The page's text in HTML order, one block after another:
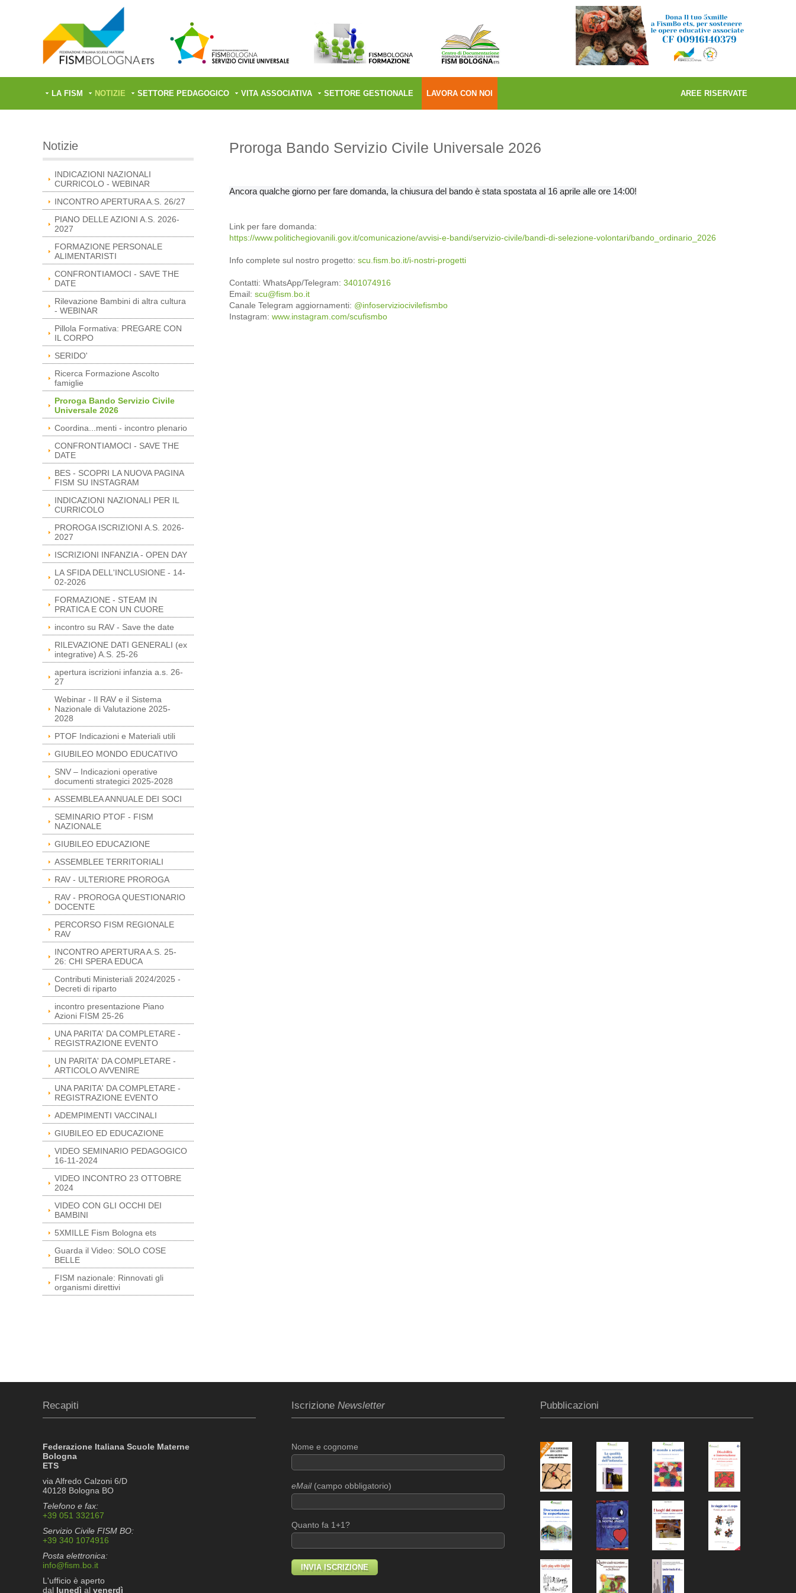
LA FISM NOTIZIE SETTORE PEDAGOGICO VITA ASSOCIATIVA SETTORE GESTIONALE LAVORA CON NOI AREE RISERVATE
Notizie
INDICAZIONI NAZIONALI
CURRICOLO - WEBINAR
INCONTRO APERTURA A.S. 26/27
PIANO DELLE AZIONI A.S. 2026-
2027
FORMAZIONE PERSONALE
ALIMENTARISTI
CONFRONTIAMOCI - SAVE THE
DATE
Rilevazione Bambini di altra cultura
- WEBINAR
Pillola Formativa: PREGARE CON
IL CORPO
SERIDO'
Ricerca Formazione Ascolto
famiglie
Proroga Bando Servizio Civile
Universale 2026
Coordina...menti - incontro plenario
CONFRONTIAMOCI - SAVE THE
DATE
BES - SCOPRI LA NUOVA PAGINA
FISM SU INSTAGRAM
INDICAZIONI NAZIONALI PER IL
CURRICOLO
PROROGA ISCRIZIONI A.S. 2026-
2027
ISCRIZIONI INFANZIA - OPEN DAY
LA SFIDA DELL'INCLUSIONE - 14-
02-2026
FORMAZIONE - STEAM IN
PRATICA E CON UN CUORE
incontro su RAV - Save the date
RILEVAZIONE DATI GENERALI (ex
integrative) A.S. 25-26
apertura iscrizioni infanzia a.s. 26-
27
Webinar - Il RAV e il Sistema
Nazionale di Valutazione 2025-
2028
PTOF Indicazioni e Materiali utili
GIUBILEO MONDO EDUCATIVO
SNV – Indicazioni operative
documenti strategici 2025-2028
ASSEMBLEA ANNUALE DEI SOCI
SEMINARIO PTOF - FISM
NAZIONALE
GIUBILEO EDUCAZIONE
ASSEMBLEE TERRITORIALI
RAV - ULTERIORE PROROGA
RAV - PROROGA QUESTIONARIO
DOCENTE
PERCORSO FISM REGIONALE
RAV
INCONTRO APERTURA A.S. 25-
26: CHI SPERA EDUCA
Contributi Ministeriali 2024/2025 -
Decreti di riparto
incontro presentazione Piano
Azioni FISM 25-26
UNA PARITA' DA COMPLETARE -
REGISTRAZIONE EVENTO
UN PARITA' DA COMPLETARE -
ARTICOLO AVVENIRE
UNA PARITA' DA COMPLETARE -
REGISTRAZIONE EVENTO
ADEMPIMENTI VACCINALI
GIUBILEO ED EDUCAZIONE
VIDEO SEMINARIO PEDAGOGICO
16-11-2024
VIDEO INCONTRO 23 OTTOBRE
2024
VIDEO CON GLI OCCHI DEI
BAMBINI
5XMILLE Fism Bologna ets
Guarda il Video: SOLO COSE
BELLE
FISM nazionale: Rinnovati gli
organismi direttivi
Proroga Bando Servizio Civile Universale 2026
Ancora qualche giorno per fare domanda, la chiusura del bando è stata spostata al 16 aprile alle ore 14:00!
Link per fare domanda:
https://www.politichegiovanili.gov.it/comunicazione/avvisi-e-bandi/servizio-civile/bandi-di-selezione-volontari/bando_ordinario_2026
Info complete sul nostro progetto: scu.fism.bo.it/i-nostri-progetti
Contatti: WhatsApp/Telegram: 3401074916
Email: scu@fism.bo.it
Canale Telegram aggiornamenti: @infoserviziocivilefismbo
Instagram: www.instagram.com/scufismbo
Recapiti
Federazione Italiana Scuole Materne
Bologna
ETS
via Alfredo Calzoni 6/D
40128 Bologna BO
Telefono e fax:
+39 051 332167
Servizio Civile FISM BO:
+39 340 1074916
Posta elettronica:
info@fism.bo.it
L'ufficio è aperto
dal lunedì al venerdì
Iscrizione Newsletter
Nome e cognome
eMail(campo obbligatorio)
Quanto fa 1+1?
Pubblicazioni